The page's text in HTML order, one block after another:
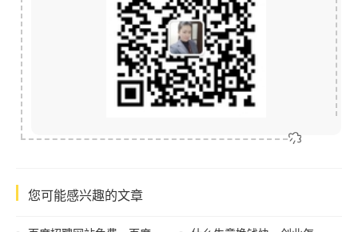
您可能感兴趣的文章